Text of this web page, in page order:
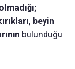
beyin
bulunduğu